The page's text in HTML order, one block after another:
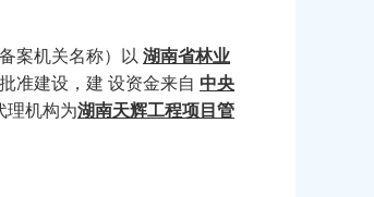
案机关名称）以 湖南省林业
准建设，建 设资金来自 中央
理机构为湖南天辉工程项目管